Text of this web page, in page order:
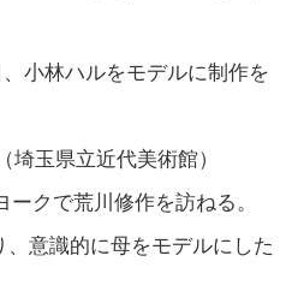
小林ハルをモデルに制作を
玉県立近代美術館）
クで荒川修作を訪ねる。
意識的に母をモデルにした